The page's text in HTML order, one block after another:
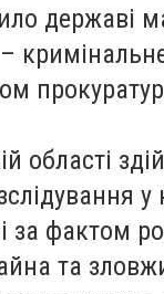
державі
–
області
за фактом
та